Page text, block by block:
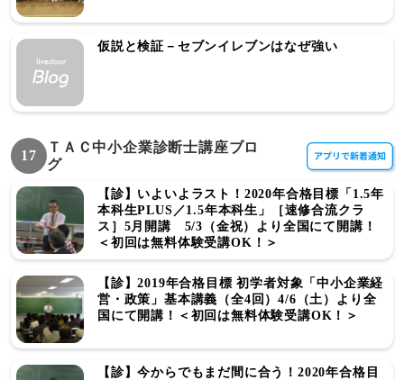
仮説と検証－セブンイレブンはなぜ強い
17
ＴＡＣ中小企業診断士講座ブロ
グ
【診】いよいよラスト！2020年合格目標「1.5年
本科生PLUS／1.5年本科生」［速修合流クラ
ス］5月開講 5/3（金祝）より全国にて開講！
＜初回は無料体験受講OK！＞
【診】2019年合格目標 初学者対象「中小企業経
営・政策」基本講義（全4回）4/6（土）より全
国にて開講！＜初回は無料体験受講OK！＞
【診】今からでもまだ間に合う！2020年合格目